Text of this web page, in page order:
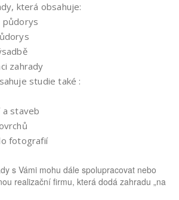
která obsahuje:
půdorys
zahrady
studie také :
a staveb
fotografií
s Vámi mohu dále spolupracovat nebo
realizační firmu, která dodá zahradu „na